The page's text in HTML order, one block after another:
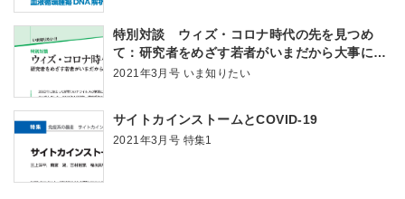
特別対談 ウィズ・コロナ時代の先を見つめ
て：研究者をめざす若者がいまだから大事にし
たいこと
2021年3月号 いま知りたい
サイトカインストームとCOVID-19
2021年3月号 特集1